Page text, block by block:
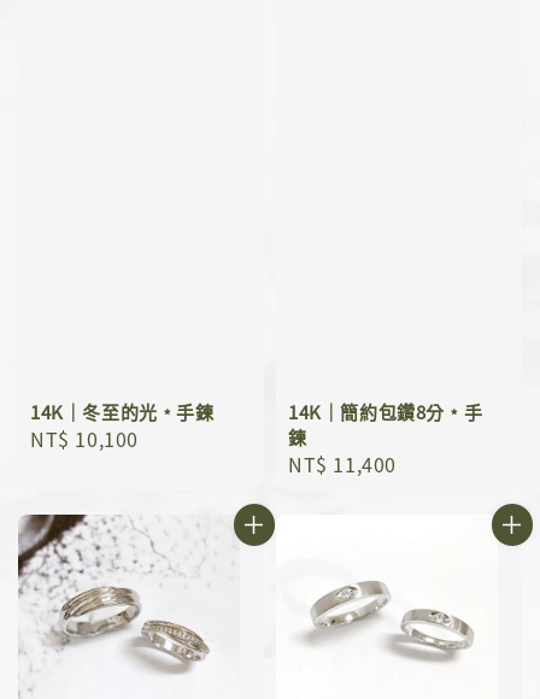
14K｜冬至的光﹡手鍊
Regular
NT$ 10,100
14K｜簡約包鑽8分﹡手
鍊
Regular
NT$ 11,400